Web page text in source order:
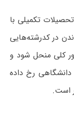
تکمیلی با
در کدرشته‌هایی
کلی منحل شود و
دانشگاهی رخ داده
است.